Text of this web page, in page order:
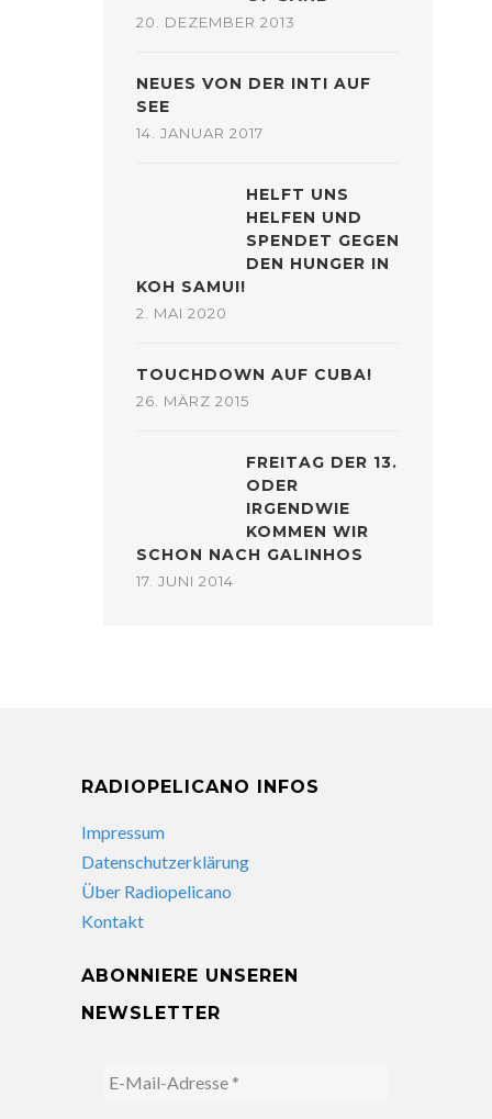
20. DEZEMBER 2013
NEUES VON DER INTI AUF
SEE
14. JANUAR 2017
HELFT UNS
HELFEN UND
SPENDET GEGEN
DEN HUNGER IN
KOH SAMUI!
2. MAI 2020
TOUCHDOWN AUF CUBA!
26. MÄRZ 2015
FREITAG DER 13.
ODER
IRGENDWIE
KOMMEN WIR
SCHON NACH GALINHOS
17. JUNI 2014
RADIOPELICANO INFOS
Impressum
Datenschutzerklärung
Über Radiopelicano
Kontakt
ABONNIERE UNSEREN
NEWSLETTER